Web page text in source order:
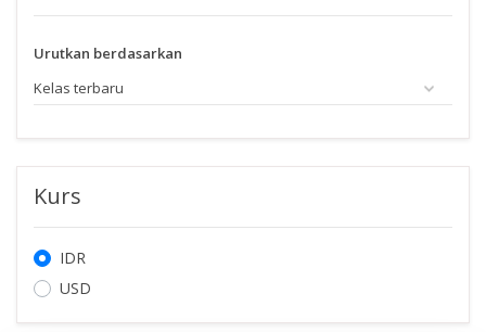
Urutkan berdasarkan
Kurs
IDR
USD